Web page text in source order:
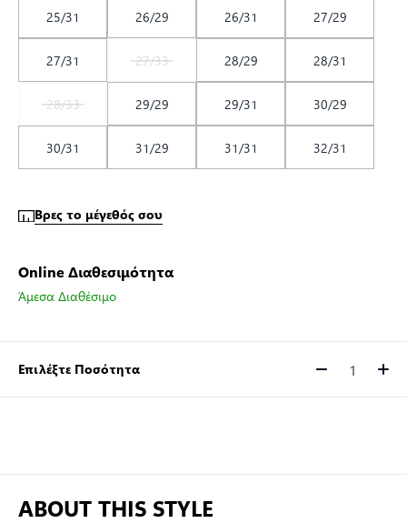
25/31
26/29 26/31
27/29
27/31
27/33 28/29
28/31
28/33
29/29 29/31
30/29
30/31
31/29 31/31 32/31
Βρες το μέγεθός σου
Online Διαθεσιμότητα
Άμεσα Διαθέσιμο
Επιλέξτε Ποσότητα Ποσότητα
ABOUT THIS STYLE